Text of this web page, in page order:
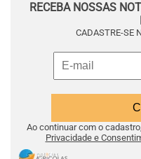
RECEBA NOSSAS
CADASTRE-SE
Ao continuar com o
Privacidade e